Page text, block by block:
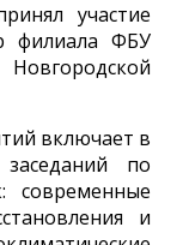
участие
филиала ФБУ
включает в
по
современные
и